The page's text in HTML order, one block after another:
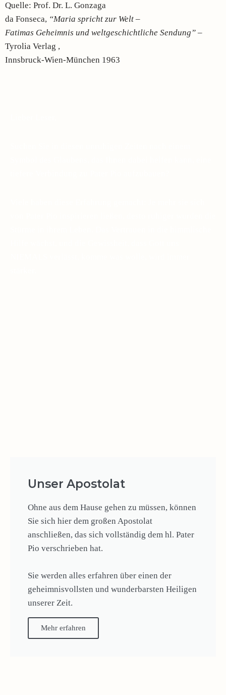
Quelle: Prof. Dr. L. Gonzaga
da Fonseca, “Maria spricht zur Welt –
Fatimas Geheimnis und weltgeschichtliche Sendung” –
Tyrolia Verlag ,
Innsbruck-Wien-München 1963
Unser Apostolat
Ohne aus dem Hause gehen zu müssen, können
Sie sich hier dem großen Apostolat
anschließen, das sich vollständig dem hl. Pater
Pio verschrieben hat.
Sie werden alles erfahren über einen der
geheimnisvollsten und wunderbarsten Heiligen
unserer Zeit.
Mehr erfahren